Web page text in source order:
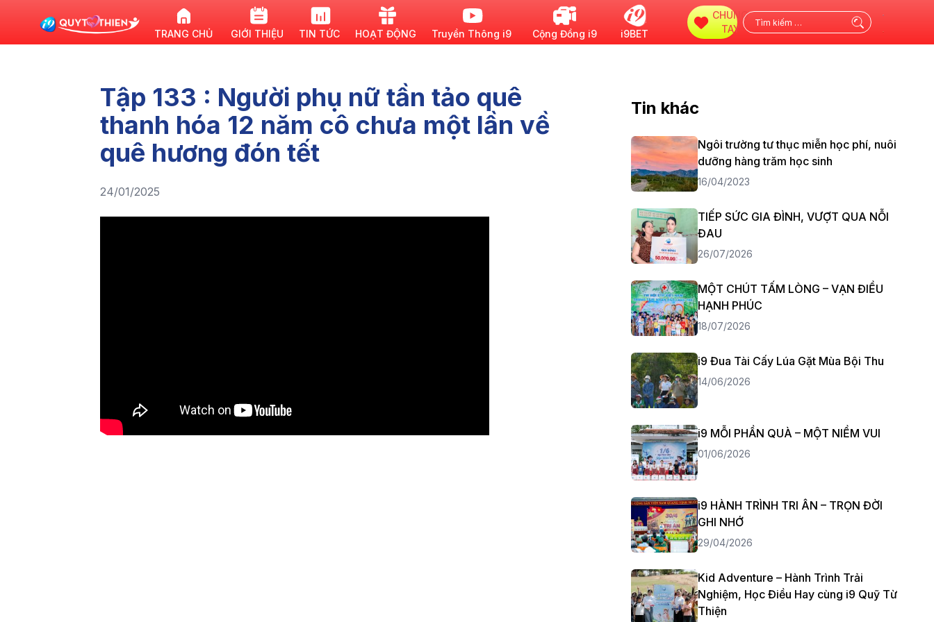
TRANG CHỦ GIỚI THIỆU TIN TỨC HOẠT ĐỘNG Truyền Thông i9 Cộng Đồng i9 i9BET
CHUNG
TAY
kiếm
Tập 133 : Người phụ nữ tần tảo quê
thanh hóa 12 năm cô chưa một lần về
quê hương đón tết
24/01/2025
Tin khác
Ngôi trường tư thục miễn học phí, nuôi
dưỡng hàng trăm học sinh
16/04/2023
TIẾP SỨC GIA ĐÌNH, VƯỢT QUA NỖI
ĐAU
26/07/2026
MỘT CHÚT TẤM LÒNG – VẠN ĐIỀU
HẠNH PHÚC
18/07/2026
i9 Đua Tài Cấy Lúa Gặt Mùa Bội Thu
14/06/2026
i9 MỖI PHẦN QUÀ – MỘT NIỀM VUI
01/06/2026
i9 HÀNH TRÌNH TRI ÂN – TRỌN ĐỜI
GHI NHỚ
29/04/2026
Kid Adventure – Hành Trình Trải
Nghiệm, Học Điều Hay cùng i9 Quỹ Từ
Thiện